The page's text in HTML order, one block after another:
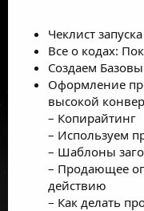
Чеклист
Все о кодах:
Создаем
Оформление
высокой
– Копирайтинг
– Используем
– Шаблоны
– Продающее
действию
– Как делать